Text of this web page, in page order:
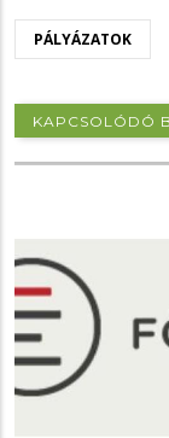
PÁLYÁZATOK
KAPCSOLÓDÓ